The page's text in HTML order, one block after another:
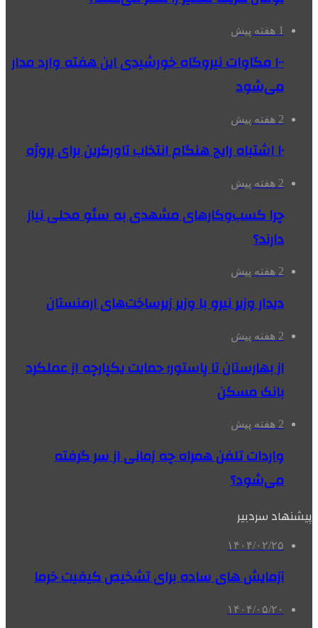
1 هفته پیش
۱۰۰ مگاوات نیروگاه‌ خورشیدی این هفته وارد مدار
می‌شود
2 هفته پیش
۱۰ اشتباه رایج هنگام انتخاب تاورکرین برای پروژه
2 هفته پیش
چرا کسب‌وکارهای مشهدی به سئو محلی نیاز
دارند؟
2 هفته پیش
دیدار وزیر نیرو با وزیر زیرساخت‌های ارمنستان
2 هفته پیش
از بهارستان تا پاستور؛ حمایت یکپارچه از عملکرد
بانک مسکن
2 هفته پیش
واردات تلفن همراه چه زمانی از سر گرفته
می‌شود؟
پیشنهاد سردبیر
۱۴۰۴/۰۲/۲۵
آزمایش های ساده برای تشخیص کیفیت خرما
۱۴۰۴/۰۵/۲۰